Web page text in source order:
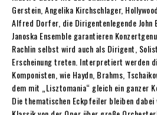
Gerstein, Angelika Kirchschlager,
Alfred Dorfer, die Dirigentenlegende John
Janoska Ensemble garantieren
Rachlin selbst wird auch als Dirigent,
Erscheinung treten. Interpretiert werden
Komponisten, wie Haydn, Brahms,
dem mit „Lisztomania“ gleich ein ganzer
Die thematischen Eckpfeiler bleiben